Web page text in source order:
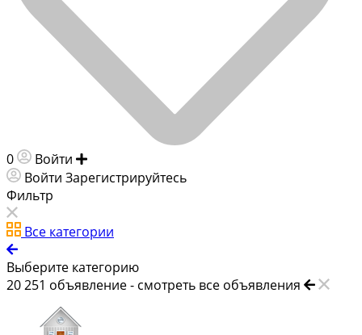
0 Войти
Войти Зарегистрируйтесь
Фильтр
Все категории
Выберите категорию
20 251 объявление - смотреть все объявления